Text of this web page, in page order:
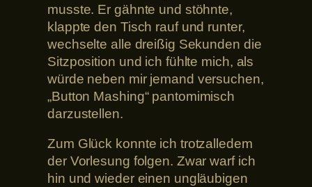
musste. Er gähnte und stöhnte,
klappte den Tisch rauf und runter,
wechselte alle dreißig Sekunden die
Sitzposition und ich fühlte mich, als
würde neben mir jemand versuchen,
„Button Mashing“ pantomimisch
darzustellen.
Zum Glück konnte ich trotzalledem
der Vorlesung folgen. Zwar warf ich
hin und wieder einen ungläubigen